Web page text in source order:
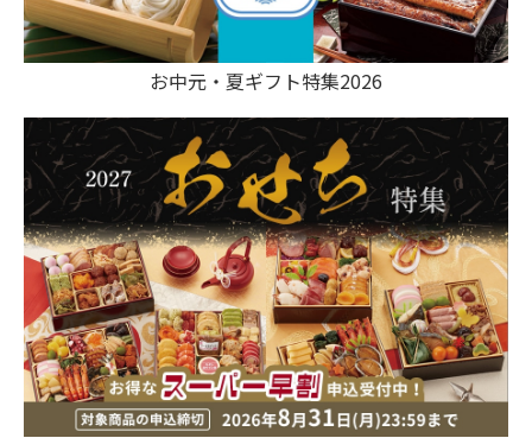
お中元・夏ギフト特集2026